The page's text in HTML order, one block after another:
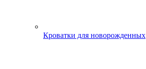
Кроватки для новорожденных